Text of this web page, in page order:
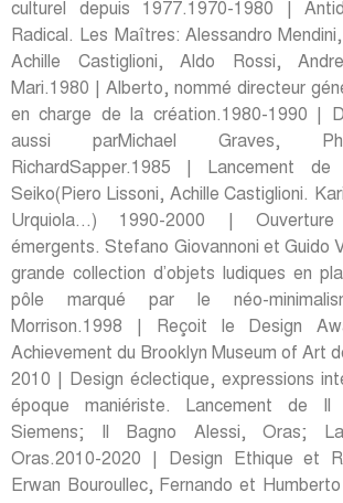
culturel depuis 1977.1970-1980 |
Radical. Les Maîtres: Alessandro
Achille Castiglioni, Aldo Rossi,
Mari.1980 | Alberto, nommé directeur
en charge de la création.1980-1990 |
aussi parMichael Graves,
RichardSapper.1985 | Lancement de
Seiko(Piero Lissoni, Achille Castiglioni.
Urquiola…) 1990-2000 |
émergents. Stefano Giovannoni et Guido
grande collection d’objets ludiques en
pôle marqué par le néo-
Morrison.1998 | Reçoit le Design
Achievement du Brooklyn Museum of Art
2010 | Design éclectique, expressions
époque maniériste. Lancement de Il
Siemens; Il Bagno Alessi, Oras;
Oras.2010-2020 | Design Ethique et
Erwan Bouroullec, Fernando et